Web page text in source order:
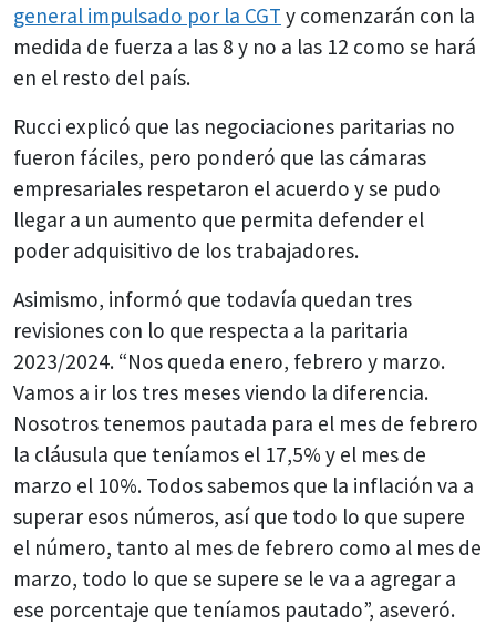
general impulsado por la CGT y comenzarán con la
medida de fuerza a las 8 y no a las 12 como se hará
en el resto del país.
Rucci explicó que las negociaciones paritarias no
fueron fáciles, pero ponderó que las cámaras
empresariales respetaron el acuerdo y se pudo
llegar a un aumento que permita defender el
poder adquisitivo de los trabajadores.
Asimismo, informó que todavía quedan tres
revisiones con lo que respecta a la paritaria
2023/2024. “Nos queda enero, febrero y marzo.
Vamos a ir los tres meses viendo la diferencia.
Nosotros tenemos pautada para el mes de febrero
la cláusula que teníamos el 17,5% y el mes de
marzo el 10%. Todos sabemos que la inflación va a
superar esos números, así que todo lo que supere
el número, tanto al mes de febrero como al mes de
marzo, todo lo que se supere se le va a agregar a
ese porcentaje que teníamos pautado”, aseveró.